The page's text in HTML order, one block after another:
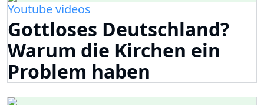
Youtube videos
Gottloses Deutschland?
Warum die Kirchen ein
Problem haben